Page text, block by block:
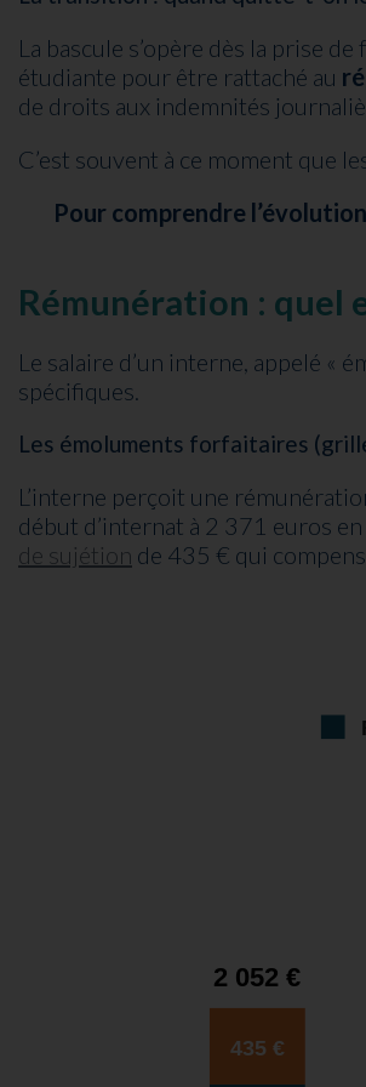
La bascule s’opère dès la prise
étudiante pour être rattaché au
de droits aux indemnités
C’est souvent à ce moment que
Pour comprendre
Rémunération : quel
Le salaire d’un interne, appelé «
spécifiques.
Les émoluments forfaitaires
L’interne perçoit une
début d’internat à 2 371 euros
de sujétion de 435 € qui
435 €
2 052 €